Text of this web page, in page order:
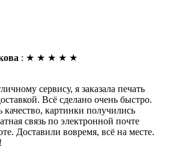
: ★ ★ ★ ★ ★
сервису, я заказала печать
Всё сделано очень быстро.
качество, картинки получились
связь по электронной почте
Доставили вовремя, всё на месте.